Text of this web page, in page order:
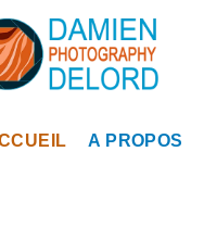
A PROPOS